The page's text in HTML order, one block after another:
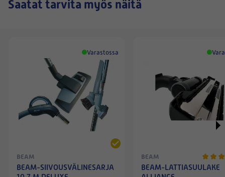
Saatat tarvita myös näitä
Varastossa
BEAM
BEAM-SIIVOUSVÄLINESARJA
BEAM
BEAM-LATTIASUULAKE